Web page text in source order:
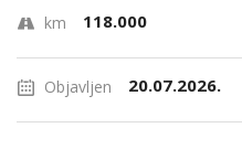
km 118.000
Objavljen 20.07.2026.